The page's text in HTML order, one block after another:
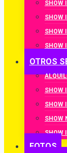
SHOW
SHOW
SHOW
SHOW
OTROS
SHOW
SHOW
SHOW
SHOW
FOTOS